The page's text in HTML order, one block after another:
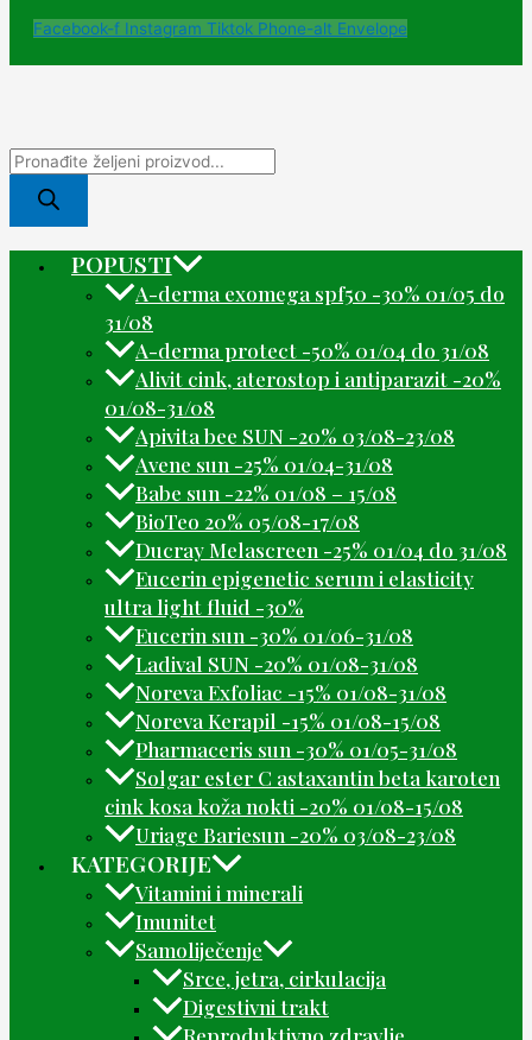
Facebook-f Instagram Tiktok Phone-alt Envelope
POPUSTI
A-derma exomega spf50 -30% 01/05 do
31/08
A-derma protect -50% 01/04 do 31/08
Alivit cink, aterostop i antiparazit -20%
01/08-31/08
Apivita bee SUN -20% 03/08-23/08
Avene sun -25% 01/04-31/08
Babe sun -22% 01/08 – 15/08
BioTeo 20% 05/08-17/08
Ducray Melascreen -25% 01/04 do 31/08
Eucerin epigenetic serum i elasticity
ultra light fluid -30%
Eucerin sun -30% 01/06-31/08
Ladival SUN -20% 01/08-31/08
Noreva Exfoliac -15% 01/08-31/08
Noreva Kerapil -15% 01/08-15/08
Pharmaceris sun -30% 01/05-31/08
Solgar ester C astaxantin beta karoten
cink kosa koža nokti -20% 01/08-15/08
Uriage Bariesun -20% 03/08-23/08
KATEGORIJE
Vitamini i minerali
Imunitet
Samoliječenje
Srce, jetra, cirkulacija
Digestivni trakt